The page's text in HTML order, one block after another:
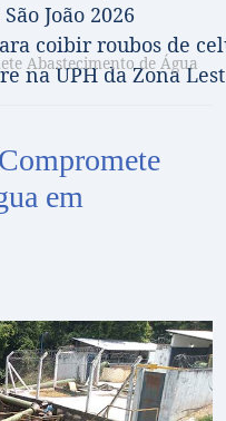
João 2026
coibir roubos de
na UPH da Zona
Abastecimento de Água
em